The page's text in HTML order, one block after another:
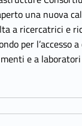
o
o
k
er
una nuova
a ricercatrici e
per l’accesso
e a